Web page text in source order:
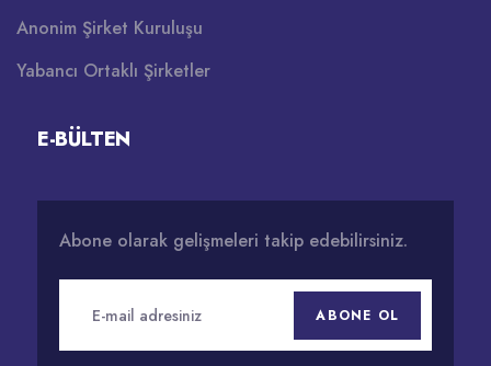
Anonim Şirket Kuruluşu
Yabancı Ortaklı Şirketler
E-BÜLTEN
Abone olarak gelişmeleri takip edebilirsiniz.
ABONE OL